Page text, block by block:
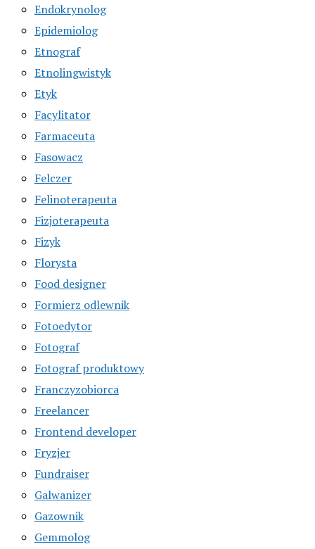
Endokrynolog
Epidemiolog
Etnograf
Etnolingwistyk
Etyk
Facylitator
Farmaceuta
Fasowacz
Felczer
Felinoterapeuta
Fizjoterapeuta
Fizyk
Florysta
Food designer
Formierz odlewnik
Fotoedytor
Fotograf
Fotograf produktowy
Franczyzobiorca
Freelancer
Frontend developer
Fryzjer
Fundraiser
Galwanizer
Gazownik
Gemmolog